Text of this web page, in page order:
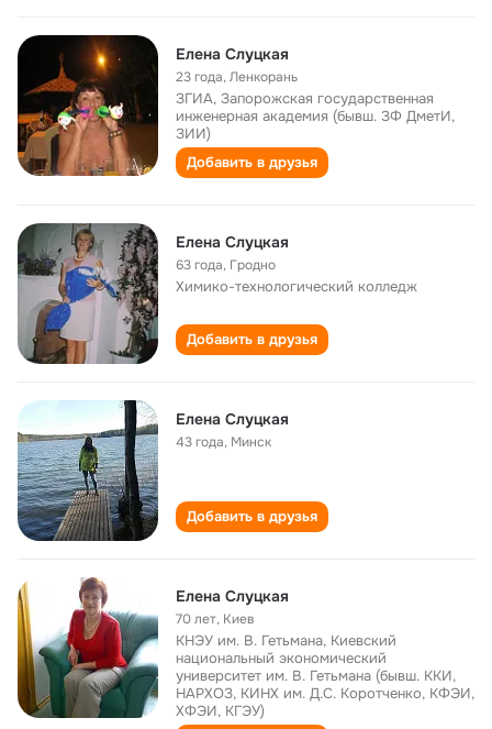
Елена Слуцкая
23 года,Ленкорань
ЗГИА, Запорожская государственная
инженерная академия (бывш. ЗФ ДметИ,
ЗИИ)
Добавить в друзья
Елена Слуцкая
63 года, Гродно
Химико-технологический колледж
Добавить в друзья
Елена Слуцкая
43 года, Минск
Добавить в друзья
Елена Слуцкая
70 лет, Киев
КНЭУ им. В. Гетьмана, Киевский
национальный экономический
университет им. В. Гетьмана (бывш. ККИ,
НАРХОЗ, КИНХ им. Д.С. Коротченко, КФЭИ,
ХФЭИ, КГЭУ)